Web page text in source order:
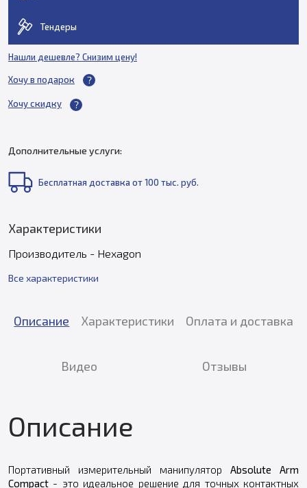
Тендеры
Нашли дешевле? Снизим цену!
Хочу в подарок
Хочу скидку
Дополнительные услуги:
Бесплатная доставка от 100 тыс. руб.
Характеристики
Производитель - Hexagon
Все характеристики
Описание Характеристики Оплата и доставка
Видео Отзывы
Описание
Портативный измерительный манипулятор Absolute Arm
Compact - это идеальное решение для точных контактных